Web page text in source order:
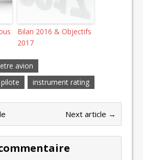
Bilan 2016 & Objectifs
2017
avion
instrument rating
Next article →